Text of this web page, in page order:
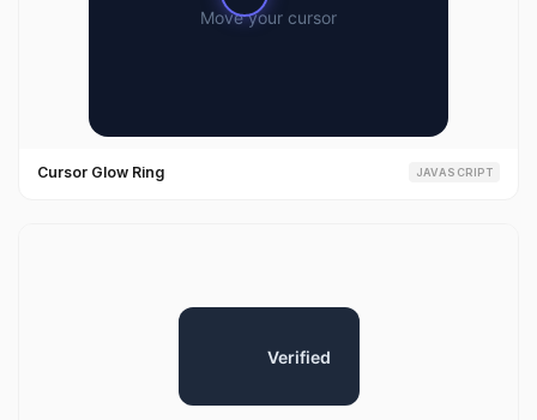
Cursor Glow Ring JAVASCRIPT